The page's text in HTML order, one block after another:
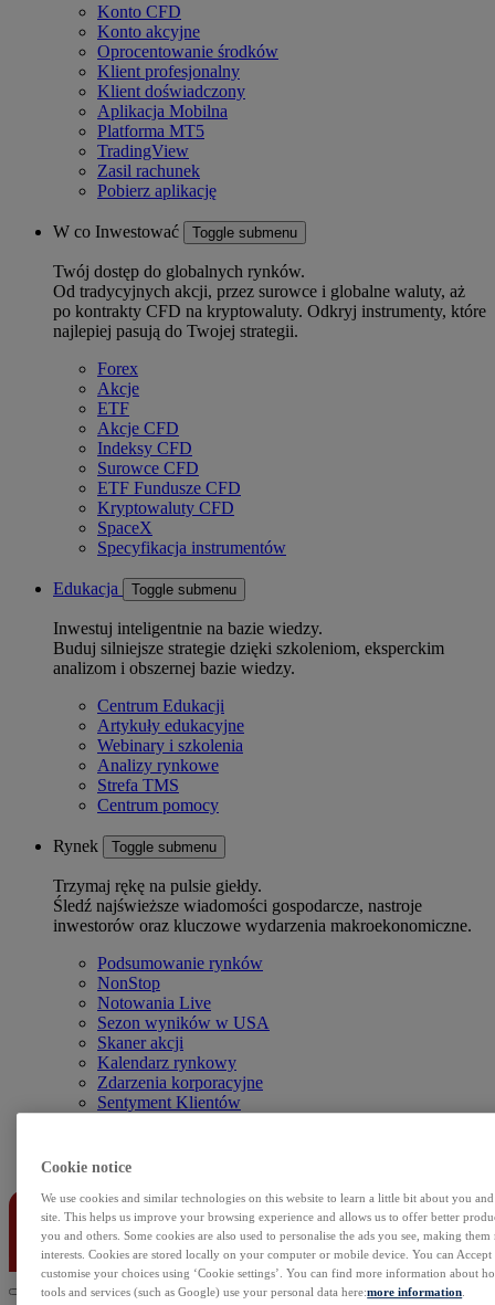
Konto CFD
Konto akcyjne
Oprocentowanie środków
Klient profesjonalny
Klient doświadczony
Aplikacja Mobilna
Platforma MT5
TradingView
Zasil rachunek
Pobierz aplikację
W co Inwestować Toggle submenu
Twój dostęp do globalnych rynków.
Od tradycyjnych akcji, przez surowce i globalne waluty, aż
po kontrakty CFD na kryptowaluty. Odkryj instrumenty, które
najlepiej pasują do Twojej strategii.
Forex
Akcje
ETF
Akcje CFD
Indeksy CFD
Surowce CFD
ETF Fundusze CFD
Kryptowaluty CFD
SpaceX
Specyfikacja instrumentów
Edukacja Toggle submenu
Inwestuj inteligentnie na bazie wiedzy.
Buduj silniejsze strategie dzięki szkoleniom, eksperckim
analizom i obszernej bazie wiedzy.
Centrum Edukacji
Artykuły edukacyjne
Webinary i szkolenia
Analizy rynkowe
Strefa TMS
Centrum pomocy
Rynek Toggle submenu
Trzymaj rękę na pulsie giełdy.
Śledź najświeższe wiadomości gospodarcze, nastroje
inwestorów oraz kluczowe wydarzenia makroekonomiczne.
Podsumowanie rynków
NonStop
Notowania Live
Sezon wyników w USA
Skaner akcji
Kalendarz rynkowy
Zdarzenia korporacyjne
Sentyment Klientów
Kontakt
Cookie notice
We use cookies and similar technologies on this website to learn a little bit about you
site. This helps us improve your browsing experience and allows us to offer better
you and others. Some cookies are also used to personalise the ads you see, making
interests. Cookies are stored locally on your computer or mobile device. You can
customise your choices using ‘Cookie settings’. You can find more information about
tools and services (such as Google) use your personal data here:more information